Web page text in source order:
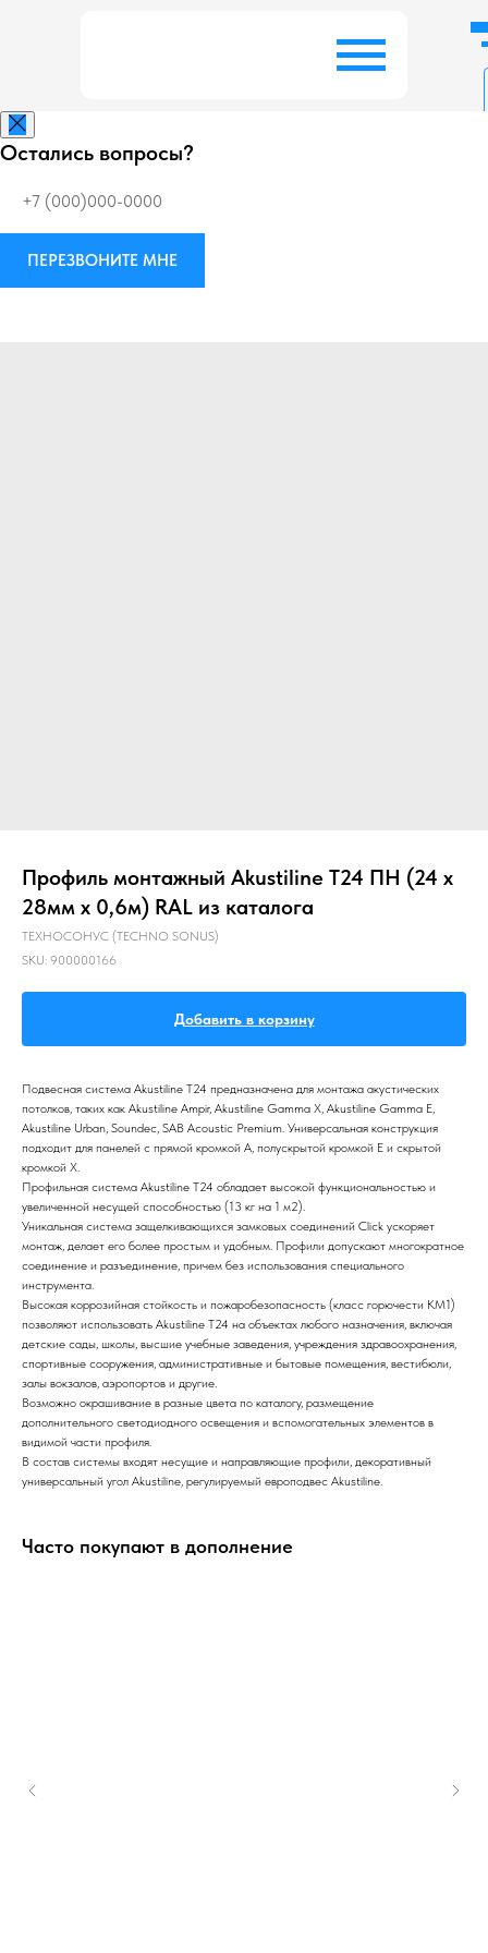
Остались вопросы?
ПЕРЕЗВОНИТЕ МНЕ
Профиль монтажный Akustiline T24 ПН (24 х
28мм х 0,6м) RAL из каталога
ТЕХНОСОНУС (TECHNO SONUS)
SKU: 900000166
Добавить в корзину
Подвесная система Akustiline T24 предназначена для монтажа акустических
потолков, таких как Akustiline Ampir, Akustiline Gamma X, Akustiline Gamma E,
Akustiline Urban, Soundec, SAB Acoustic Premium. Универсальная конструкция
подходит для панелей с прямой кромкой А, полускрытой кромкой Е и скрытой
кромкой Х.
Профильная система Akustiline T24 обладает высокой функциональностью и
увеличенной несущей способностью (13 кг на 1 м2).
Уникальная система защелкивающихся замковых соединений Click ускоряет
монтаж, делает его более простым и удобным. Профили допускают многократное
соединение и разъединение, причем без использования специального
инструмента.
Высокая коррозийная стойкость и пожаробезопасность (класс горючести КМ1)
позволяют использовать Akustiline T24 на объектах любого назначения, включая
детские сады, школы, высшие учебные заведения, учреждения здравоохранения,
спортивные сооружения, административные и бытовые помещения, вестибюли,
залы вокзалов, аэропортов и другие.
Возможно окрашивание в разные цвета по каталогу, размещение
дополнительного светодиодного освещения и вспомогательных элементов в
видимой части профиля.
В состав системы входят несущие и направляющие профили, декоративный
универсальный угол Akustiline, регулируемый европодвес Akustiline.
Часто покупают в дополнение